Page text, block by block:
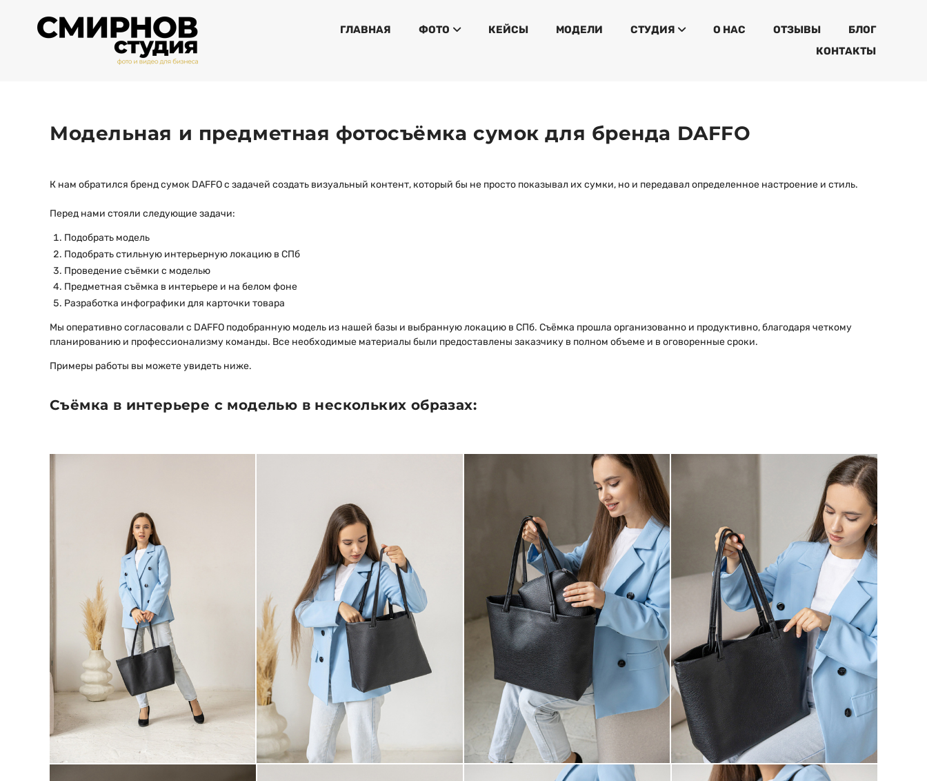
ГЛАВНАЯ ФОТО КЕЙСЫ МОДЕЛИ СТУДИЯ О НАС ОТЗЫВЫ
БЛОГ
КОНТАКТЫ
Модельная и предметная фотосъёмка сумок для бренда DAFFO
К нам обратился бренд сумок DAFFO с задачей создать визуальный контент, который бы не просто показывал их сумки, но и передавал определенное настроение и стиль.
Перед нами стояли следующие задачи:
Подобрать модель
Подобрать стильную интерьерную локацию в СПб
Проведение съёмки с моделью
Предметная съёмка в интерьере и на белом фоне
Разработка инфографики для карточки товара
Мы оперативно согласовали с DAFFO подобранную модель из нашей базы и выбранную локацию в СПб. Съёмка прошла организованно и продуктивно, благодаря четкому
планированию и профессионализму команды. Все необходимые материалы были предоставлены заказчику в полном объеме и в оговоренные сроки.
Примеры работы вы можете увидеть ниже.
Съёмка в интерьере с моделью в нескольких образах: